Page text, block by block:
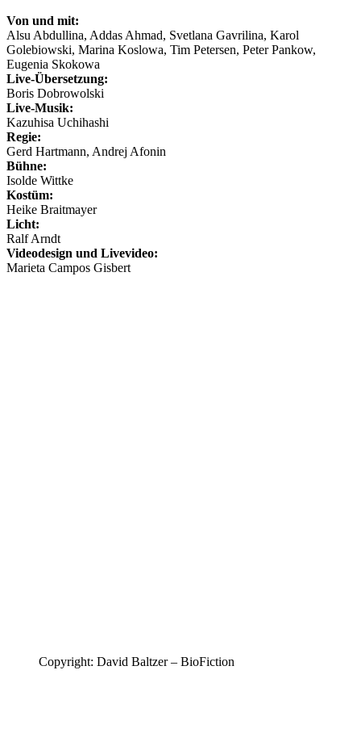
Von und mit:
Alsu Abdullina, Addas Ahmad, Svetlana Gavrilina, Karol
Golebiowski, Marina Koslowa, Tim Petersen, Peter Pankow,
Eugenia Skokowa
Live-Übersetzung:
Boris Dobrowolski
Live-Musik:
Kazuhisa Uchihashi
Regie:
Gerd Hartmann, Andrej Afonin
Bühne:
Isolde Wittke
Kostüm:
Heike Braitmayer
Licht:
Ralf Arndt
Videodesign und Livevideo:
Marieta Campos Gisbert
Copyright: David Baltzer – BioFiction